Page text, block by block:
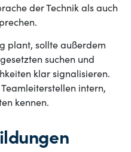
der Technik als auch
plant, sollte außerdem
suchen und
klar signalisieren.
intern,
kennen.